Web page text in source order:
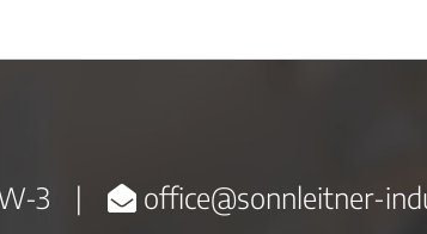
3 | office@sonnleitner-